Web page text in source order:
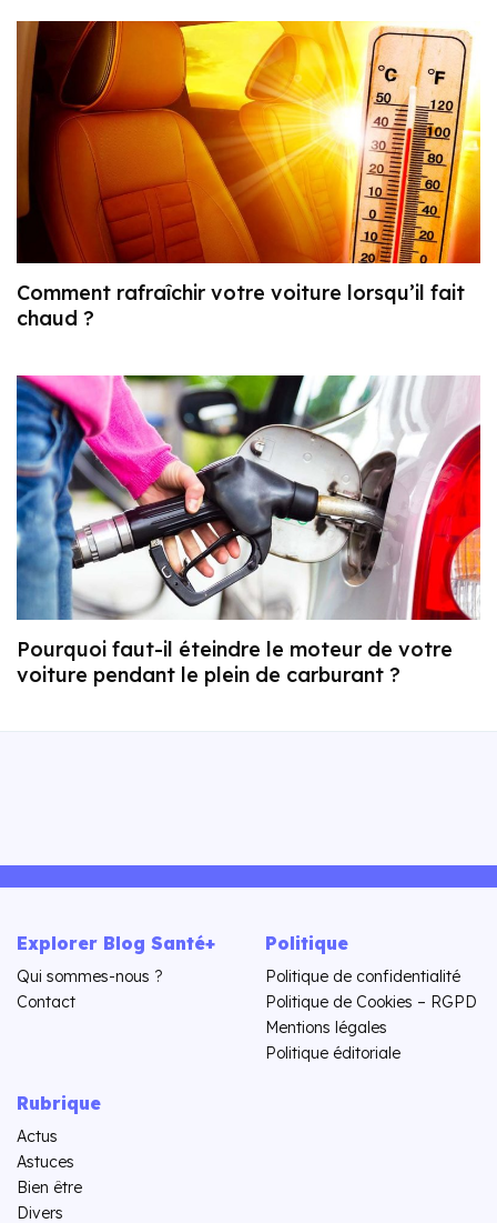
Comment rafraîchir votre voiture lorsqu’il fait
chaud ?
Pourquoi faut-il éteindre le moteur de votre
voiture pendant le plein de carburant ?
Explorer Blog Santé+
Qui sommes-nous ?
Contact
Politique
Politique de confidentialité
Politique de Cookies – RGPD
Mentions légales
Politique éditoriale
Rubrique
Actus
Astuces
Bien être
Divers